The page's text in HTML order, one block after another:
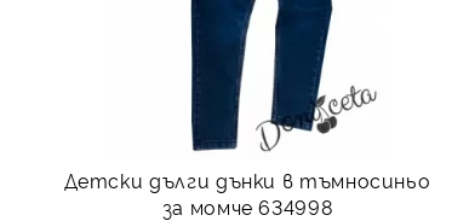
Детски дълги дънки в тъмносиньо
за момче 634998